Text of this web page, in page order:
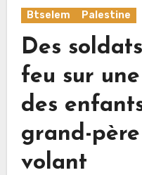
Btselem Palestine
Des
feu sur
des
grand-
volant